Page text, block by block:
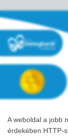
A weboldal a jobb
érdekében HTTP-
ÁSZF
Adatkezelési